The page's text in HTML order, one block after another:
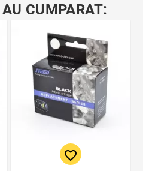
CUMPARAT:
favorite_border